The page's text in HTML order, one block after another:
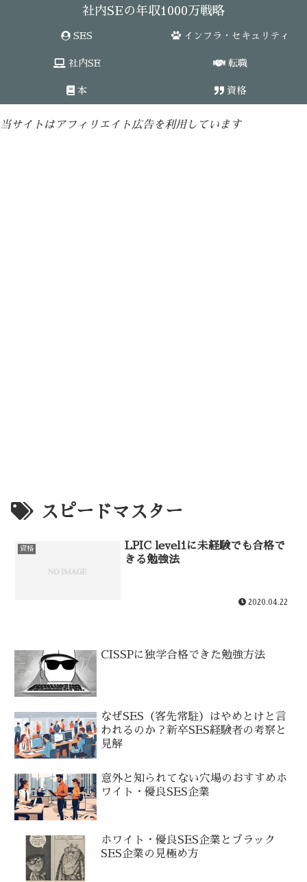
社内SEの年収1000万戦略
SES インフラ・セキュリティ
社内SE 転職
本 資格
当サイトはアフィリエイト広告を利用しています
スピードマスター
資格
LPIC level1に未経験でも合格で
きる勉強法
2020.04.22
CISSPに独学合格できた勉強方法
なぜSES（客先常駐）はやめとけと言
われるのか？新卒SES経験者の考察と
見解
意外と知られてない穴場のおすすめホ
ワイト・優良SES企業
ホワイト・優良SES企業とブラック
SES企業の見極め方